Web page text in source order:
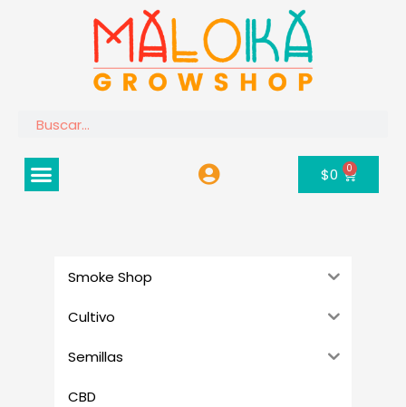
Buscar
Menú $0 0 Carrito
Smoke Shop
Cultivo
Semillas
CBD